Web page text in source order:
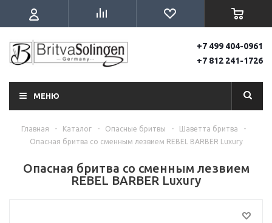
+7 499 404-0961
+7 812 241-1726
МЕНЮ
Главная - Каталог - Опасные бритвы - Шаветта бритва
-
Опасная бритва со сменным лезвием REBEL BARBER Luxury
Опасная бритва со сменным лезвием
REBEL BARBER Luxury